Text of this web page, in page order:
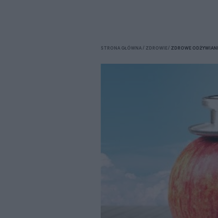
STRONA GŁÓWNA ZDROWIE ZDROWE